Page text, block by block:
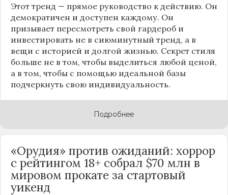
Этот тренд — прямое руководство к действию. Он
демократичен и доступен каждому. Он
призывает пересмотреть свой гардероб и
инвестировать не в сиюминутный тренд, а в
вещи с историей и долгой жизнью. Секрет стиля
больше не в том, чтобы выделиться любой ценой,
а в том, чтобы с помощью идеальной базы
подчеркнуть свою индивидуальность.
Подробнее
«Орудия» против ожиданий: хоррор
с рейтингом 18+ собрал $70 млн в
мировом прокате за стартовый
уикенд